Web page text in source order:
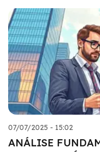
07/07/2025 - 15:02
ANÁLISE